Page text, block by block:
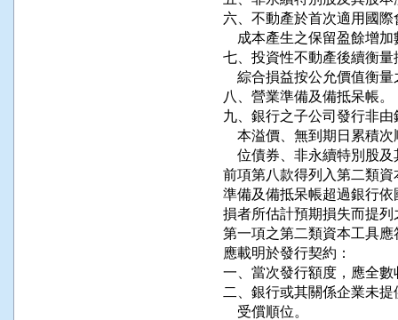
六、不動產於首次適用國
成本產生之保留盈餘增
七、投資性不動產後續衡
綜合損益按公允價值衡
八、營業準備及備抵呆帳。
九、銀行之子公司發行非
本溢價、無到期日累積
位債券、非永續特別股
前項第八款得列入第二類
準備及備抵呆帳超過銀行
損者所估計預期損失而提列
第一項之第二類資本工具
應載明於發行契約：
一、當次發行額度，應全數
二、銀行或其關係企業未
    受償順位。